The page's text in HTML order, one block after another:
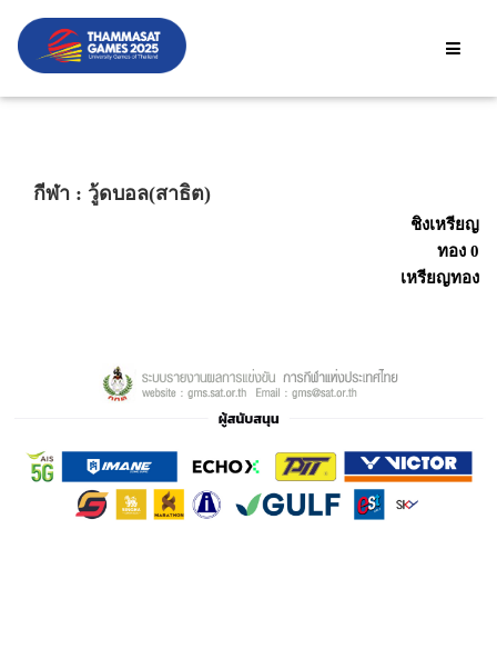
Changames, THA | DECEMBER 9 - 20, 2024
กีฬา : วู้ดบอล(สาธิต)
ชิงเหรียญ
ทอง 0
เหรียญทอง